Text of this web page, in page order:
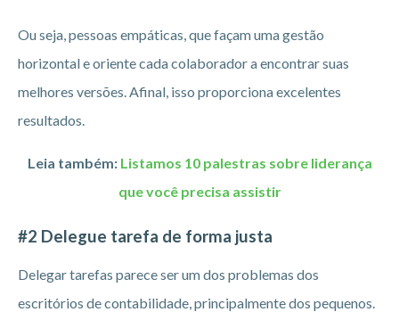
Ou seja, pessoas empáticas, que façam uma gestão
horizontal e oriente cada colaborador a encontrar suas
melhores versões. Afinal, isso proporciona excelentes
resultados.
Leia também: Listamos 10 palestras sobre liderança
que você precisa assistir
#2 Delegue tarefa de forma justa
Delegar tarefas parece ser um dos problemas dos
escritórios de contabilidade, principalmente dos pequenos.